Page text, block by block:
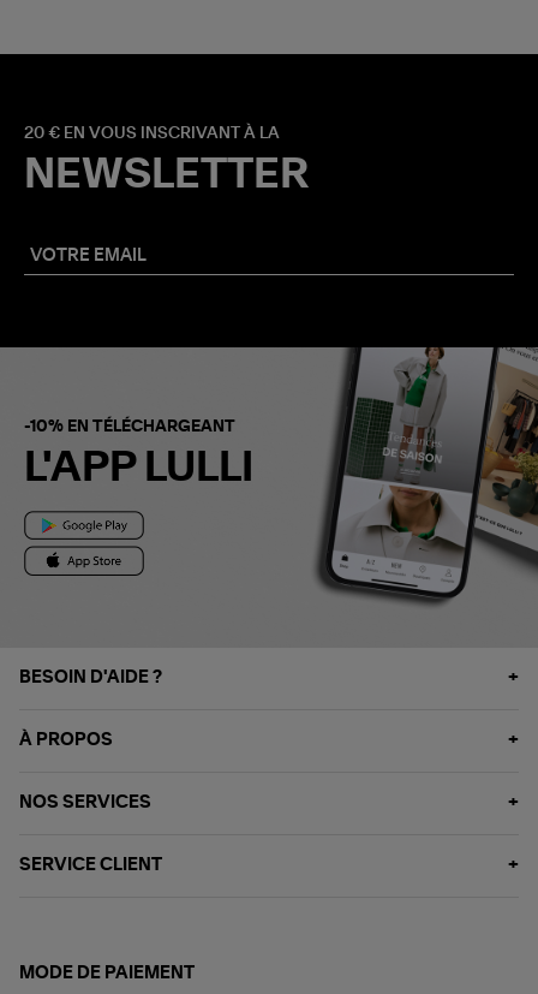
20 € EN VOUS INSCRIVANT À LA
NEWSLETTER
-10% EN TÉLÉCHARGEANT
L'APP LULLI
BESOIN D'AIDE ?
À PROPOS
NOS SERVICES
SERVICE CLIENT
MODE DE PAIEMENT